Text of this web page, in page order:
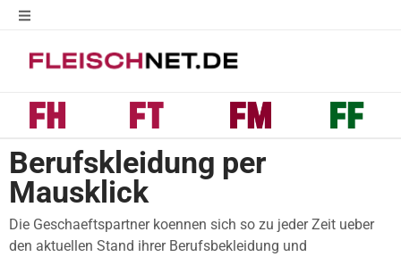
Berufskleidung per
Mausklick
Die Geschaeftspartner koennen sich so zu jeder Zeit ueber
den aktuellen Stand ihrer Berufsbekleidung und